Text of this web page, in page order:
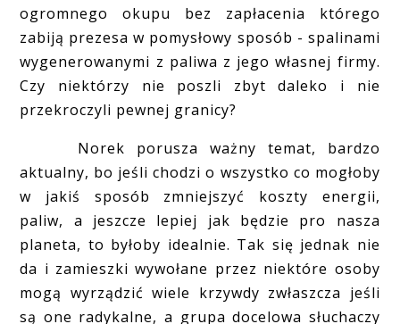
ogromnego okupu bez zapłacenia którego
zabiją prezesa w pomysłowy sposób - spalinami
wygenerowanymi z paliwa z jego własnej firmy.
Czy niektórzy nie poszli zbyt daleko i nie
przekroczyli pewnej granicy?
Norek porusza ważny temat, bardzo
aktualny, bo jeśli chodzi o wszystko co mogłoby
w jakiś sposób zmniejszyć koszty energii,
paliw, a jeszcze lepiej jak będzie pro nasza
planeta, to byłoby idealnie. Tak się jednak nie
da i zamieszki wywołane przez niektóre osoby
mogą wyrządzić wiele krzywdy zwłaszcza jeśli
są one radykalne, a grupa docelowa słuchaczy